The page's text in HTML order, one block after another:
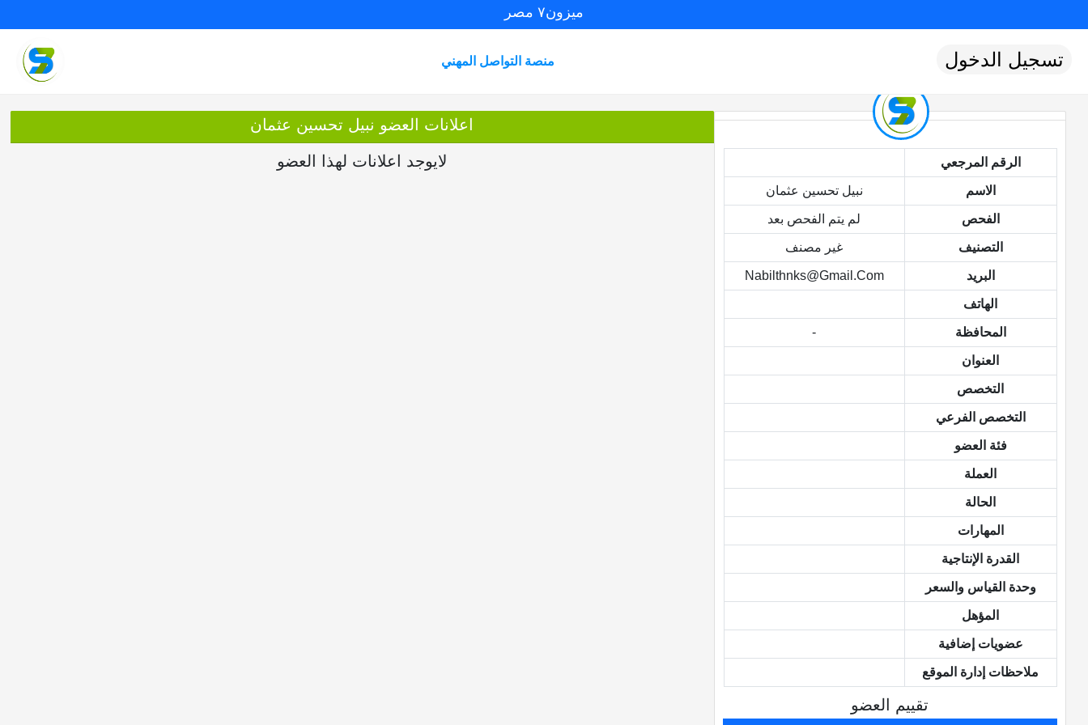
ميزون٧ مصر
منصة التواصل المهني تسجيل الدخول
الرقم المرجعي
الاسم نبيل تحسين عثمان
الفحص لم يتم الفحص بعد
التصنيف غير مصنف
البريد Nabilthnks@gmail.com
الهاتف
المحافظة -
العنوان
التخصص
التخصص الفرعي
فئة العضو
العملة
الحالة
المهارات
القدرة الإنتاجية
وحدة القياس والسعر
المؤهل
عضويات إضافية
ملاحظات إدارة الموقع
تقييم العضو
اعلانات العضو نبيل تحسين عثمان
لايوجد اعلانات لهذا العضو